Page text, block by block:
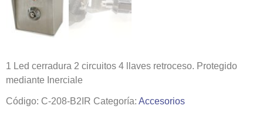
1 Led cerradura 2 circuitos 4 llaves retroceso. Protegido
mediante Inerciale
Código: C-208-B2IR Categoría: Accesorios